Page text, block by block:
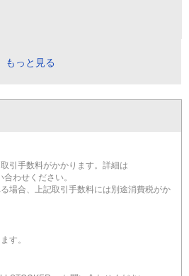
もっと見る
引手数料がかかります。詳細は
わせください。
場合、上記取引手数料には別途消費税がか
す。